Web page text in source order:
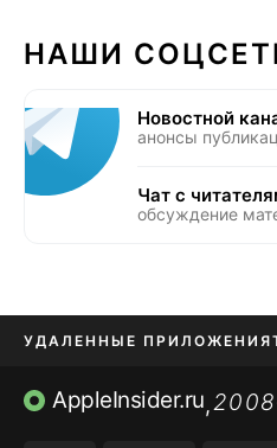
НАШИ
Новостной
анонсы
Чат с
обсуждение
УДАЛЕННЫЕ ПРИЛОЖЕНИЯ
ПРИЛОЖЕНИЯ БЕЗ APP STORE
AppleInsider.ru,